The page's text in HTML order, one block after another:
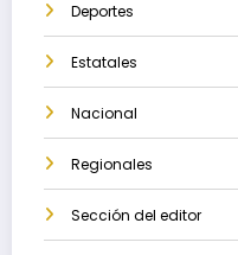
Deportes
Estatales
Nacional
Regionales
Sección del editor